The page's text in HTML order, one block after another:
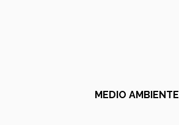
MEDIO AMBIENTE